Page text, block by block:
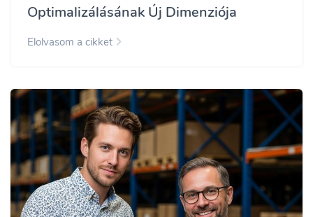
Optimalizálásának Új Dimenziója
Elolvasom a cikket